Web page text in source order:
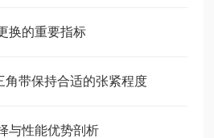
换的重要指标
角带保持合适的张紧程度
与性能优势剖析